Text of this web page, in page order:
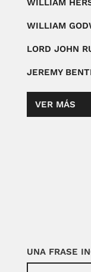
WILLIAM
WILLIAM
LORD JOHN
JEREMY
VER MÁS
UNA FRASE